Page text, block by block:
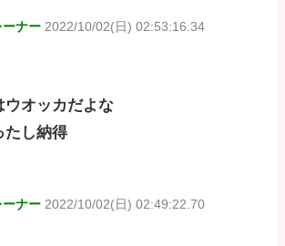
ナー 2022/10/02(日) 02:53:16.34
ウオッカだよな
たし納得
ナー 2022/10/02(日) 02:49:22.70